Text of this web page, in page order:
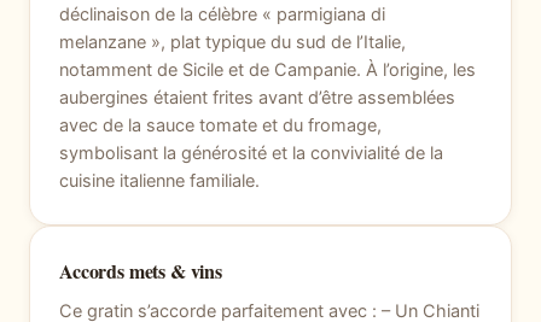
déclinaison de la célèbre « parmigiana di
melanzane », plat typique du sud de l’Italie,
notamment de Sicile et de Campanie. À l’origine, les
aubergines étaient frites avant d’être assemblées
avec de la sauce tomate et du fromage,
symbolisant la générosité et la convivialité de la
cuisine italienne familiale.
Accords mets & vins
Ce gratin s’accorde parfaitement avec : – Un Chianti